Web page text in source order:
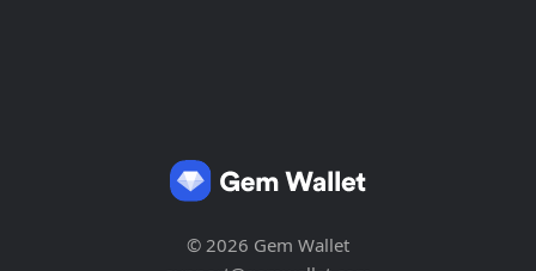
© 2026 Gem Wallet